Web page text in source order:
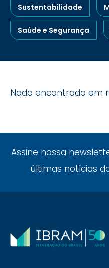
Sustentabilidade
Saúde e Segurança
Nada encontrado em
Assine nossa
últimas notícias